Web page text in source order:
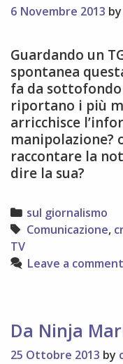
6 Novembre 2013 by
Guardando un
spontanea
fa da
riportano i più
arricchisce
manipolazione?
raccontare la
dire la sua?
Categories
sul giornalismo
Tags
Comunicazione,
TV
Leave a comment
Da Ninja
25 Ottobre 2013 by